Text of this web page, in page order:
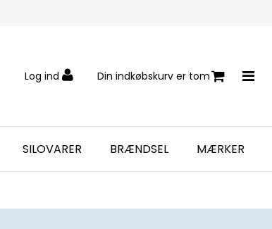
Log ind Din indkøbskurv er tom
SILOVARER BRÆNDSEL MÆRKER